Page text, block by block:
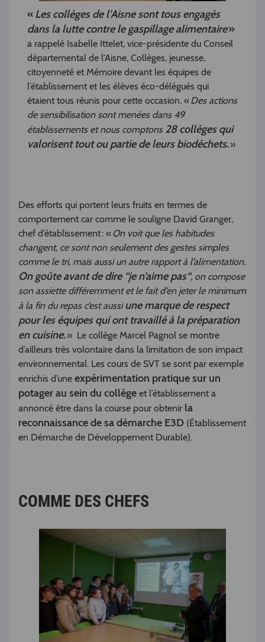
«Les collèges de l’Aisne sont tous engagés
dans la lutte contre le gaspillage alimentaire»
a rappelé Isabelle Ittelet, vice-présidente du Conseil
départemental de l'Aisne, Collèges, jeunesse,
citoyenneté et Mémoire devant les équipes de
l’établissement et les élèves éco-délégués qui
étaient tous réunis pour cette occasion. «Des actions
de sensibilisation sont menées dans 49
établissements et nous comptons 28 collèges qui
valorisent tout ou partie de leurs biodéchets.»
Des efforts qui portent leurs fruits en termes de
comportement car comme le souligne David Granger,
chef d’établissement : « On voit que les habitudes
changent, ce sont non seulement des gestes simples
comme le tri, mais aussi un autre rapport à l’alimentation.
On goûte avant de dire “je n’aime pas“, on compose
son assiette différemment et le fait d’en jeter le minimum
à la fin du repas c’est aussiune marque de respect
pour les équipes qui ont travaillé à la préparation
en cuisine.» Le collège Marcel Pagnol se montre
d’ailleurs très volontaire dans la limitation de son impact
environnemental. Les cours de SVT se sont par exemple
enrichis d’une expérimentation pratique sur un
potager au sein du collège et l’établissement a
annoncé être dans la course pour obtenir la
reconnaissance de sa démarche E3D (Établissement
en Démarche de Développement Durable).
COMME DES CHEFS